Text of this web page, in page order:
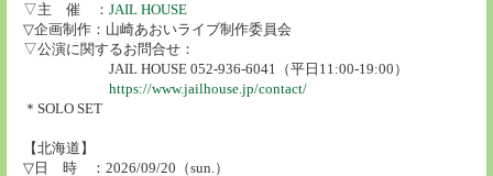
▽主 催 ： JAIL HOUSE
▽企画制作：山崎あおいライブ制作委員会
▽公演に関するお問合せ：
JAIL HOUSE 052-936-6041（平日11:00-19:00）
https://www.jailhouse.jp/contact/
＊SOLO SET
【北海道】
▽日 時 ：2026/09/20（sun.）